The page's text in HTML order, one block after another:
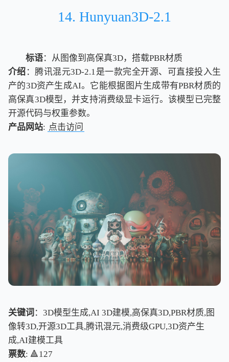
14. Hunyuan3D-2.1
标语：从图像到高保真3D，搭载PBR材质
介绍 ：腾讯混元3D-2.1是一款完全开源、可直接投入生
产的3D资产生成AI。它能根据图片生成带有PBR材质的
高保真3D模型，并支持消费级显卡运行。该模型已完整
开源代码与权重参数。
产品网站: 点击访问
关键词 ：3D模型生成,AI 3D建模,高保真3D,PBR材质,图
像转3D,开源3D工具,腾讯混元,消费级GPU,3D资产生
成,AI建模工具
票数: 🔺127